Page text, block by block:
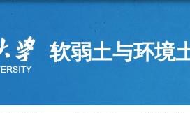
软弱土与环境